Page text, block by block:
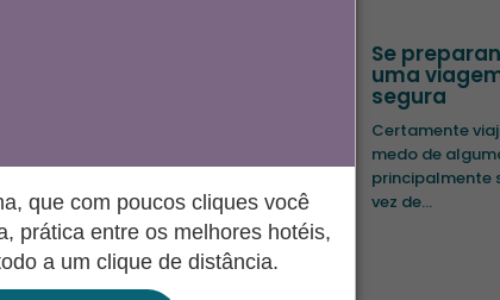
que com poucos cliques você
prática entre os melhores hotéis,
a um clique de distância.
tão incrível e com paisagens muito
Se
uma
segura
Certamente
medo de
principalmente
vez de...